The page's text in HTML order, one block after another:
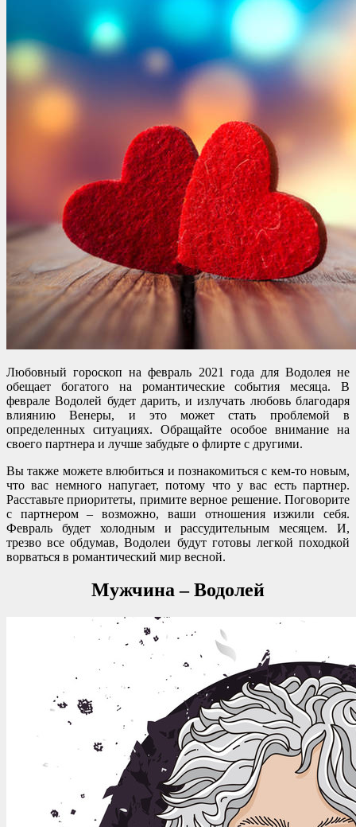
Любовный гороскоп на февраль 2021 года для Водолея не
обещает богатого на романтические события месяца. В
феврале Водолей будет дарить, и излучать любовь благодаря
влиянию Венеры, и это может стать проблемой в
определенных ситуациях. Обращайте особое внимание на
своего партнера и лучше забудьте о флирте с другими.
Вы также можете влюбиться и познакомиться с кем-то новым,
что вас немного напугает, потому что у вас есть партнер.
Расставьте приоритеты, примите верное решение. Поговорите
с партнером – возможно, ваши отношения изжили себя.
Февраль будет холодным и рассудительным месяцем. И,
трезво все обдумав, Водолеи будут готовы легкой походкой
ворваться в романтический мир весной.
Мужчина – Водолей